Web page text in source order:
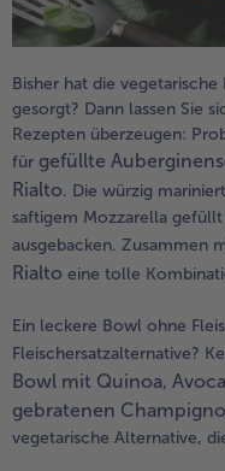
Bisher hat die
gesorgt? Dann lassen Sie
Rezepten überzeugen:
für gefüllte
Rialto. Die würzig
saftigem Mozzarella
ausgebacken. Zusammen
Rialto eine tolle
Ein leckere Bowl ohne
Fleischersatzalternative?
Bowl mit Quinoa,
gebratenen
vegetarische Alternative,